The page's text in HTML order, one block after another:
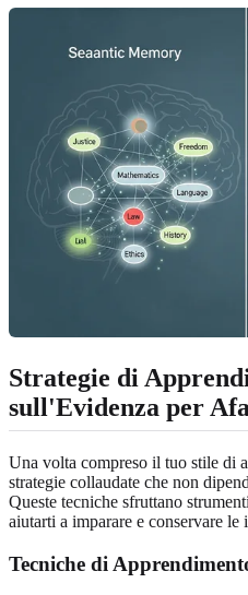
Strategie di
sull'Evidenza per
Una volta compreso il tuo stile di
strategie collaudate che non
Queste tecniche sfruttano
aiutarti a imparare e conservare
Tecniche di